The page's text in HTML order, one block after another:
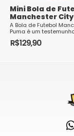
Mini Bola de
Manchester
A Bola de Futebol
Puma é um
R$129,90